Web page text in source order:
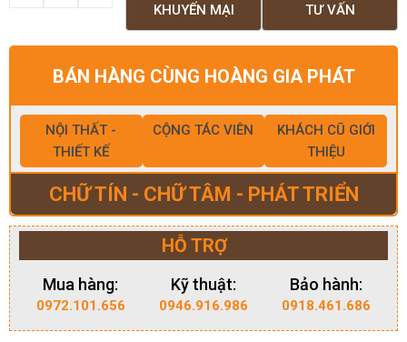
TƯ VẤN
KHUYẾN MẠI
BÁN HÀNG CÙNG HOÀNG GIA PHÁT
NỘI THẤT -
THIẾT KẾ
CỘNG TÁC VIÊN
KHÁCH CŨ GIỚI
THIỆU
CHỮ TÍN - CHỮ TÂM - PHÁT TRIỂN
HỖ TRỢ
Mua hàng:
0972.101.656
Kỹ thuật:
0946.916.986
Bảo hành:
0918.461.686